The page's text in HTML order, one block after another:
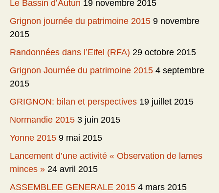
Le Bassin d’Autun 19 novembre 2015
Grignon journée du patrimoine 2015 9 novembre
2015
Randonnées dans l’Eifel (RFA) 29 octobre 2015
Grignon Journée du patrimoine 2015 4 septembre
2015
GRIGNON: bilan et perspectives 19 juillet 2015
Normandie 2015 3 juin 2015
Yonne 2015 9 mai 2015
Lancement d’une activité « Observation de lames
minces » 24 avril 2015
ASSEMBLEE GENERALE 2015 4 mars 2015